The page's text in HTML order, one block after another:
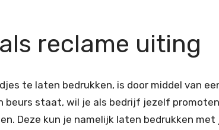
reclame uiting
te laten bedrukken, is door middel van
beurs staat, wil je als bedrijf jezelf
Deze kun je namelijk laten bedrukken